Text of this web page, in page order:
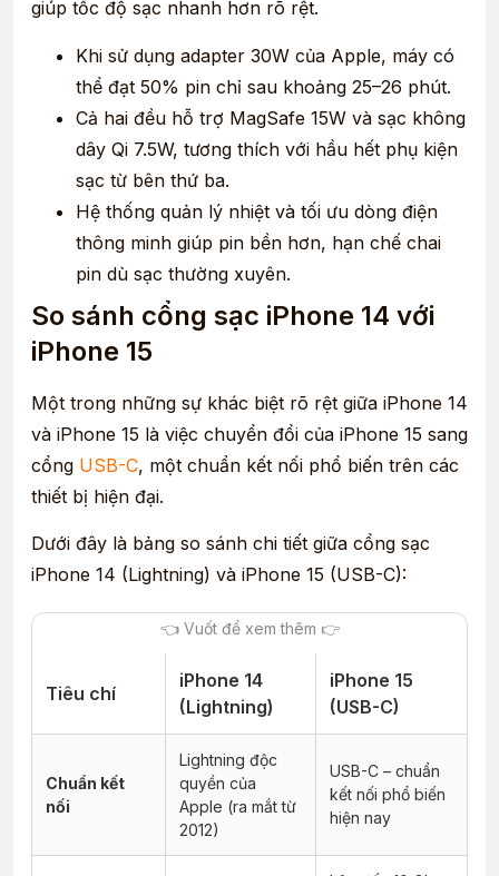
giúp tốc độ sạc nhanh hơn rõ rệt.
Khi sử dụng adapter 30W của Apple, máy có
thể đạt 50% pin chỉ sau khoảng 25–26 phút.
Cả hai đều hỗ trợ MagSafe 15W và sạc không
dây Qi 7.5W, tương thích với hầu hết phụ kiện
sạc từ bên thứ ba.
Hệ thống quản lý nhiệt và tối ưu dòng điện
thông minh giúp pin bền hơn, hạn chế chai
pin dù sạc thường xuyên.
So sánh cổng sạc iPhone 14 với
iPhone 15
Một trong những sự khác biệt rõ rệt giữa iPhone 14
và iPhone 15 là việc chuyển đổi của iPhone 15 sang
cổng USB-C, một chuẩn kết nối phổ biến trên các
thiết bị hiện đại.
Dưới đây là bảng so sánh chi tiết giữa cổng sạc
iPhone 14 (Lightning) và iPhone 15 (USB-C):
Tiêu chí
iPhone 14
(Lightning)
iPhone 15
(USB-C)
Chuẩn kết
nối
Lightning độc
quyền của
Apple (ra mắt từ
2012)
USB-C – chuẩn
kết nối phổ biến
hiện nay